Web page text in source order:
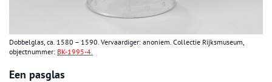
Dobbelglas, ca. 1580 – 1590. Vervaardiger: anoniem. Collectie Rijksmuseum,
objectnummer: BK-1995-4.
Een pasglas